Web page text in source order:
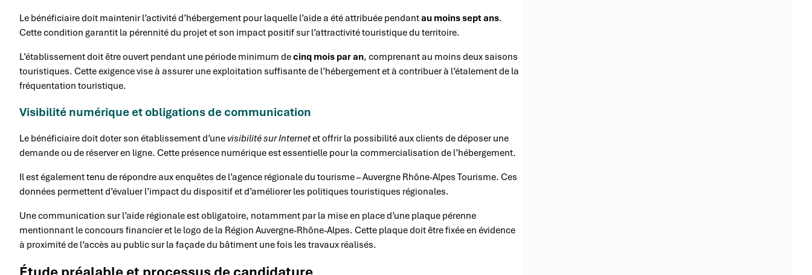
Le bénéficiaire doit maintenir l’activité d’hébergement pour laquelle l’aide a été attribuée pendantau moins sept ans.
Cette condition garantit la pérennité du projet et son impact positif sur l’attractivité touristique du territoire.
L’établissement doit être ouvert pendant une période minimum decinq mois par an, comprenant au moins deux saisons
touristiques. Cette exigence vise à assurer une exploitation suffisante de l’hébergement et à contribuer à l’étalement de la
fréquentation touristique.
Visibilité numérique et obligations de communication
Le bénéficiaire doit doter son établissement d’unevisibilité sur Internetet offrir la possibilité aux clients de déposer une
demande ou de réserver en ligne. Cette présence numérique est essentielle pour la commercialisation de l’hébergement.
Il est également tenu de répondre aux enquêtes de l’agence régionale du tourisme – Auvergne Rhône-Alpes Tourisme. Ces
données permettent d’évaluer l’impact du dispositif et d’améliorer les politiques touristiques régionales.
Une communication sur l’aide régionale est obligatoire, notamment par la mise en place d’une plaque pérenne
mentionnant le concours financier et le logo de la Région Auvergne-Rhône-Alpes. Cette plaque doit être fixée en évidence
à proximité de l’accès au public sur la façade du bâtiment une fois les travaux réalisés.